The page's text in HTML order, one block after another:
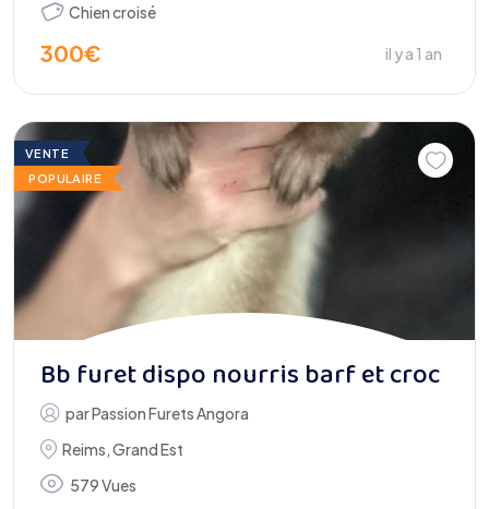
Chien croisé
300€ il y a 1 an
VENTE
POPULAIRE
Bb furet dispo nourris barf et croc
parPassion Furets Angora
Reims,Grand Est
579 Vues